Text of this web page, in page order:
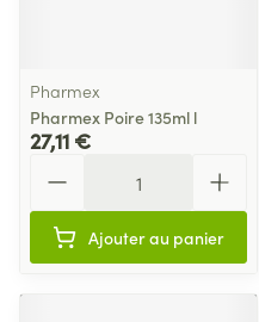
Pharmex
Pharmex Poire 135ml l
27,11 €
Ajouter au panier